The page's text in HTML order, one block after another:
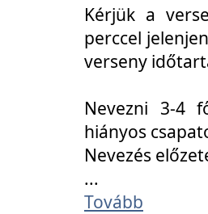
Kérjük a
perccel
verseny
Nevezni 3-4
hiányos
Nevezés
...
Tovább